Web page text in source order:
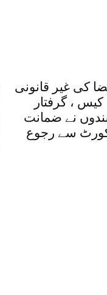
کی غیر قانونی
، گرفتار
نے ضمانت
سے رجوع